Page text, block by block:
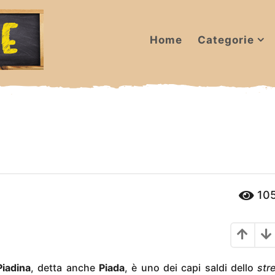
Home Categorie
, detta anche Piada, è uno dei capi saldi dello